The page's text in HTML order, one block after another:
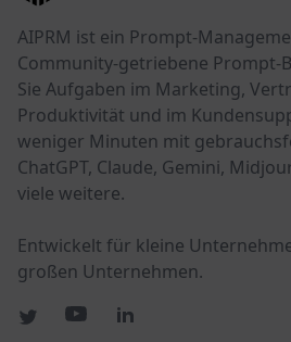
AIPRM ist ein Prompt-
Community-getriebene Prompt-
Sie Aufgaben im Marketing,
Produktivität und im
weniger Minuten mit
ChatGPT, Claude, Gemini,
viele weitere.
Entwickelt für kleine
großen Unternehmen.